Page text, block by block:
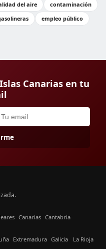
del aire
contaminación
empleo público
Canarias en tu
Canarias Cantabria
Extremadura Galicia La Rioja